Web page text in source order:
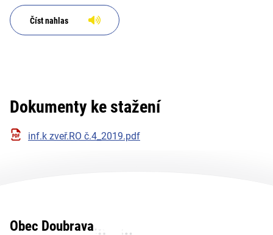
Číst nahlas
Dokumenty ke stažení
inf.k zveř.RO č.4_2019.pdf
Obec Doubrava